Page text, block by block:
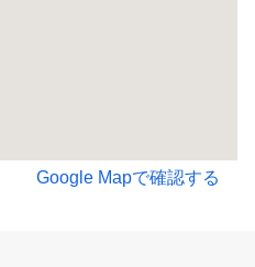
Google Mapで確認する